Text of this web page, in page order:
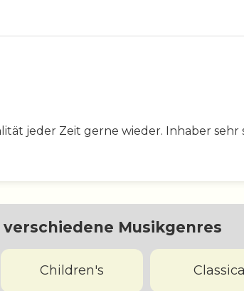
jeder Zeit gerne wieder. Inhaber sehr
Musikgenres
Children's Classical